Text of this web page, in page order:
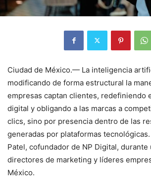
Ciudad de México.— La inteligencia
modificando de forma estructural la
empresas captan clientes, redefiniendo
digital y obligando a las marcas a
clics, sino por presencia dentro de las
generadas por plataformas
Patel, cofundador de NP Digital, durante
directores de marketing y líderes
México.